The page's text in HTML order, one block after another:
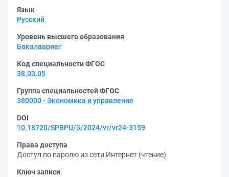
Язык
Русский
Уровень высшего образования
Бакалавриат
Код специальности ФГОС
38.03.05
Группа специальностей ФГОС
380000 - Экономика и управление
DOI
10.18720/SPBPU/3/2024/vr/vr24-3159
Права доступа
Доступ по паролю из сети Интернет (чтение)
Ключ записи